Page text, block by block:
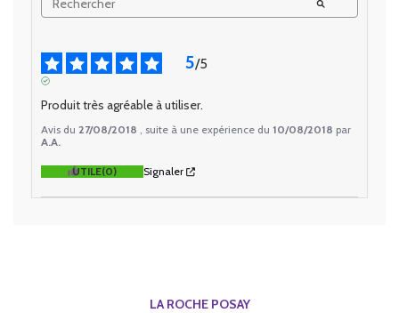
5/5
Produit très agréable à utiliser.
Avis du 27/08/2018 , suite à une expérience du 10/08/2018 par
A.A.
UTILE(0) Signaler
LA ROCHE POSAY